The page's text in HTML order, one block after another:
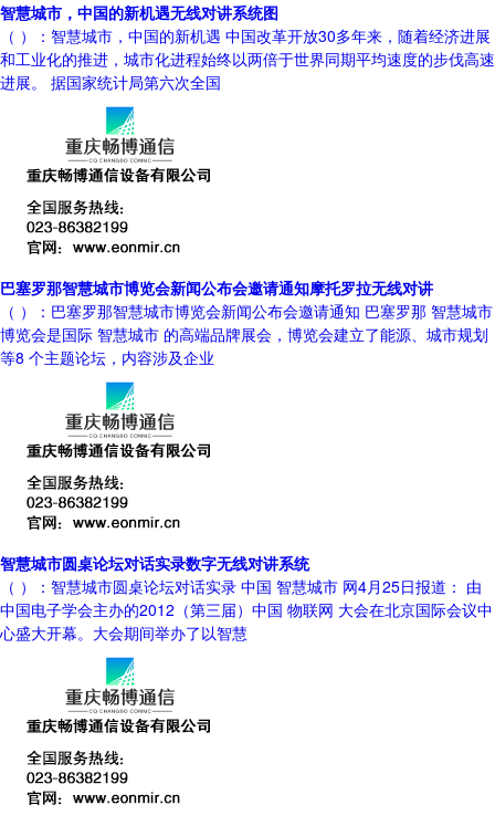
智慧城市，中国的新机遇无线对讲系统图
（ ）：智慧城市，中国的新机遇 中国改革开放30多年来，随着经济进展
和工业化的推进，城市化进程始终以两倍于世界同期平均速度的步伐高速
进展。 据国家统计局第六次全国
巴塞罗那智慧城市博览会新闻公布会邀请通知摩托罗拉无线对讲
（ ）：巴塞罗那智慧城市博览会新闻公布会邀请通知 巴塞罗那 智慧城市
博览会是国际 智慧城市 的高端品牌展会，博览会建立了能源、城市规划
等8 个主题论坛，内容涉及企业
智慧城市圆桌论坛对话实录数字无线对讲系统
（ ）：智慧城市圆桌论坛对话实录 中国 智慧城市 网4月25日报道： 由
中国电子学会主办的2012（第三届）中国 物联网 大会在北京国际会议中
心盛大开幕。大会期间举办了以智慧